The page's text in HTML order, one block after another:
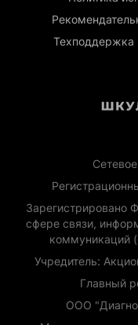
Техподдержка
Зарегистрировано
сфере связи,
коммуникаций
Учредитель:
Главный
ООО